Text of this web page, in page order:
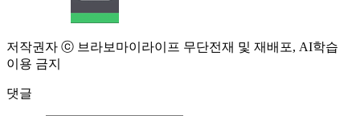
저작권자 ⓒ 브라보마이라이프 무단전재 및 재배포, AI학습
이용 금지
댓글